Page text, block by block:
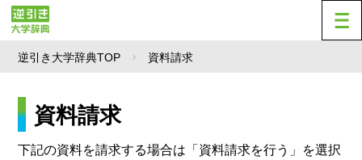
逆引き大学辞典TOP 資料請求
資料請求
下記の資料を請求する場合は「資料請求を行う」を選択